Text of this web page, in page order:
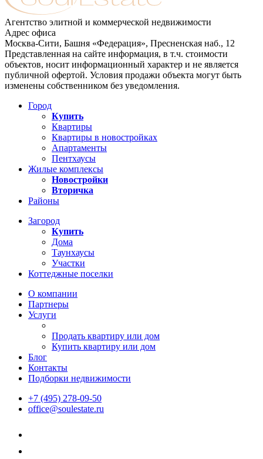
Агентство элитной и коммерческой недвижимости
Адрес офиса
Москва-Сити, Башня «Федерация», Пресненская наб., 12
Представленная на сайте информация, в т.ч. стоимости
объектов, носит информационный характер и не является
публичной офертой. Условия продажи объекта могут быть
изменены собственником без уведомления.
Город
Купить
Квартиры
Квартиры в новостройках
Апартаменты
Пентхаусы
Жилые комплексы
Новостройки
Вторичка
Районы
Загород
Купить
Дома
Таунхаусы
Участки
Коттеджные поселки
О компании
Партнеры
Услуги
Продать квартиру или дом
Купить квартиру или дом
Блог
Контакты
Подборки недвижимости
+7 (495) 278-09-50
office@soulestate.ru